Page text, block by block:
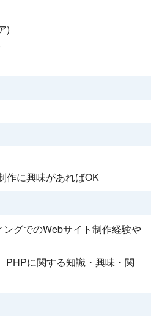
)
作に興味があればOK
ングでのWebサイト制作経験や
PHPに関する知識・興味・関